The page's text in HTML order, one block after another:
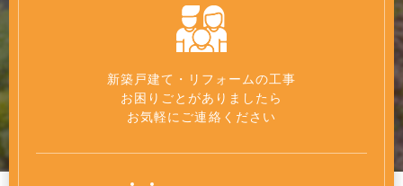
新築戸建て・リフォームの工事
お困りごとがありましたら
お気軽にご連絡ください